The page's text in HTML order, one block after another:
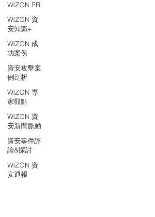
WIZON PR
WIZON 資
安知識+
WIZON 成
功案例
資安攻擊案
例剖析
WIZON 專
家觀點
WIZON 資
安新聞脈動
資安事件評
論&探討
WIZON 資
安通報